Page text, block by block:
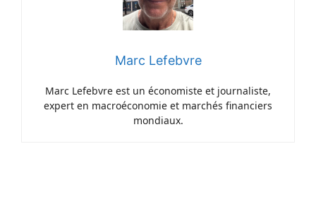
Marc Lefebvre
Marc Lefebvre est un économiste et journaliste,
expert en macroéconomie et marchés financiers
mondiaux.